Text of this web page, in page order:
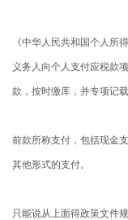
《中华人民共和国个人所
义务人向个人支付应税款
款，按时缴库，并专项记载
前款所称支付，包括现金
其他形式的支付。
只能说从上面得政策文件